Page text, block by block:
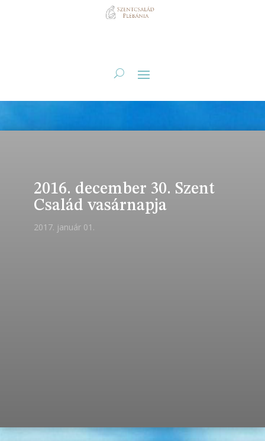
2016. december 30. Szent
Család vasárnapja
2017. január 01.